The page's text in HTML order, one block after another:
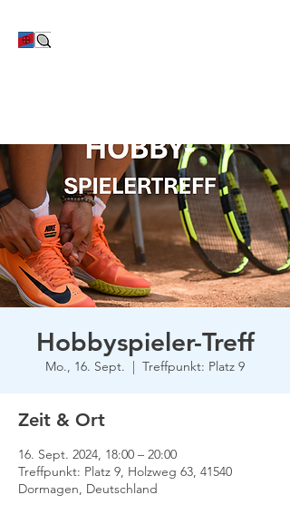
Hobbyspieler-Treff
Mo., 16. Sept.
  |
Treffpunkt: Platz 9
Zeit & Ort
16. Sept. 2024, 18:00 – 20:00
Treffpunkt: Platz 9, Holzweg 63, 41540
Dormagen, Deutschland